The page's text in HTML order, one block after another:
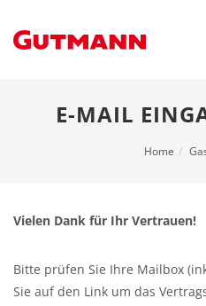
Weiter
E-MAIL
Home
Vielen Dank für Ihr Vertrauen!
Bitte prüfen Sie Ihre Mailbox
Sie auf den Link um das